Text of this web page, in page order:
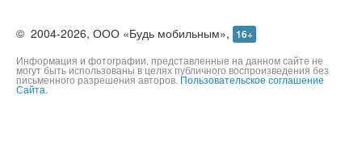
© 2004-2026, ООО «Будь мобильным», 16+
Информация и фотографии, представленные на данном сайте не
могут быть использованы в целях публичного воспроизведения без
письменного разрешения авторов. Пользовательское соглашение
Сайта.